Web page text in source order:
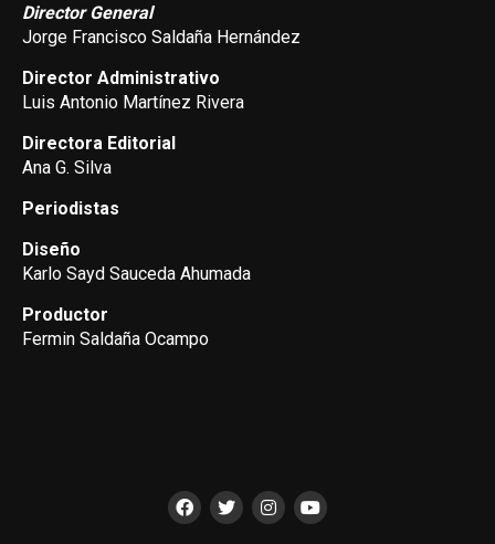
Director General
Jorge Francisco Saldaña Hernández
Director Administrativo
Luis Antonio Martínez Rivera
Directora Editorial
Ana G. Silva
Periodistas
Diseño
Karlo Sayd Sauceda Ahumada
Productor
Fermin Saldaña Ocampo